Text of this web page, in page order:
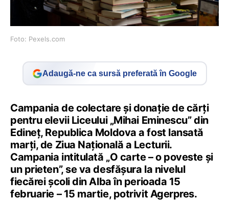
Foto: Pexels.com
Adaugă-ne ca sursă preferată în Google
Campania de colectare şi donaţie de cărţi
pentru elevii Liceului „Mihai Eminescu” din
Edineţ, Republica Moldovaa fost lansată
marţi, de Ziua Naţională a Lecturii.
Campania intitulată „O carte – o poveste şi
un prieten”, se va desfăşura la nivelul
fiecărei şcoli din Alba în perioada 15
februarie – 15 martie, potrivit Agerpres.